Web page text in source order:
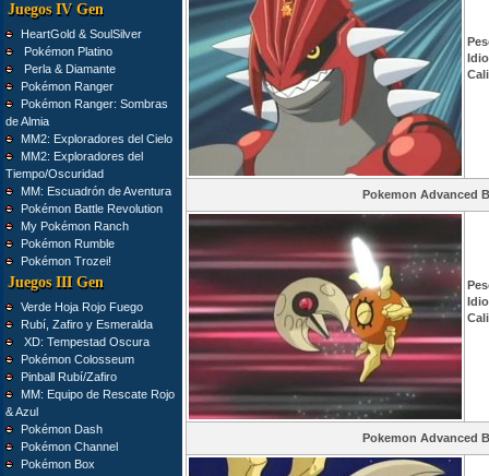
Juegos IV Gen
HeartGold & SoulSilver
Pokémon Platino
Perla & Diamante
Pokémon Ranger
Pokémon Ranger: Sombras
de Almia
MM2: Exploradores del Cielo
MM2: Exploradores del
Tiempo/Oscuridad
MM: Escuadrón de Aventura
Pokémon Battle Revolution
My Pokémon Ranch
Pokémon Rumble
Pokémon Trozei!
Juegos III Gen
Verde Hoja Rojo Fuego
Rubí, Zafiro y Esmeralda
XD: Tempestad Oscura
Pokémon Colosseum
Pinball Rubí/Zafiro
MM: Equipo de Rescate Rojo
& Azul
Pokémon Dash
Pokémon Channel
Pokémon Box
Pokemon Advanced
Pokemon Advanced